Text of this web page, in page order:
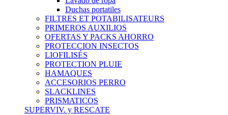
Duchas portatiles
FILTRES ET POTABILISATEURS
PRIMEROS AUXILIOS
OFERTAS Y PACKS AHORRO
PROTECCION INSECTOS
LIOFILISÉS
PROTECTION PLUIE
HAMAQUES
ACCESORIOS PERRO
SLACKLINES
PRISMATICOS
SUPERVIV. y RESCATE